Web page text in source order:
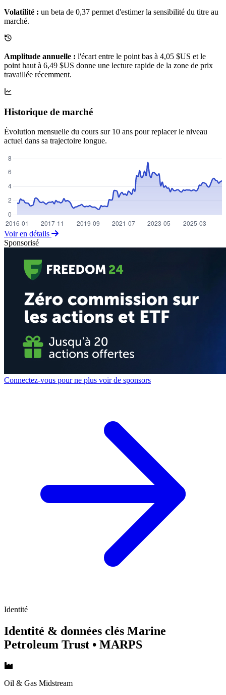
Volatilité : un beta de 0,37 permet d'estimer la sensibilité du titre au
marché.
Amplitude annuelle : l'écart entre le point bas à 4,05 $US et le
point haut à 6,49 $US donne une lecture rapide de la zone de prix
travaillée récemment.
Historique de marché
Évolution mensuelle du cours sur 10 ans pour replacer le niveau
actuel dans sa trajectoire longue.
Voir en détails
Sponsorisé
Connectez-vous pour ne plus voir de sponsors
Identité
Identité & données clés Marine
Petroleum Trust • MARPS
Oil & Gas Midstream